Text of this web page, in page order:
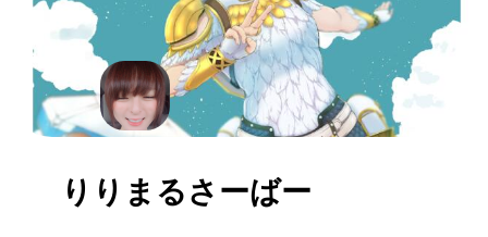
りりまるさーばー